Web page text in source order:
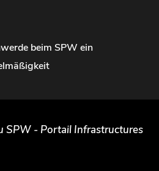
beim SPW ein
SPW - Portail Infrastructures